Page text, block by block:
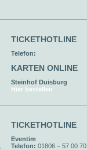
TICKETHOTLINE
Telefon:
KARTEN ONLINE
Steinhof Duisburg
Hier bestellen
TICKETHOTLINE
Eventim
Telefon: 01806 – 57 00 70